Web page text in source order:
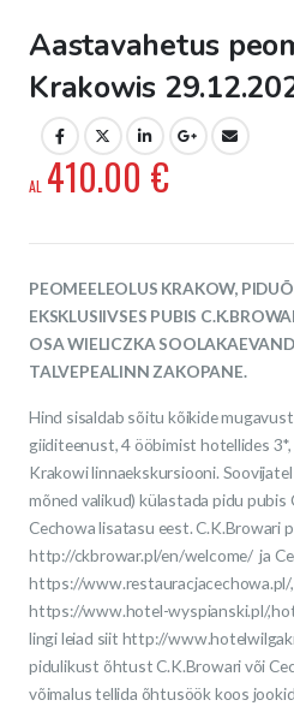
Aastavahetus
Krakowis
410.00 €
PEOMEELEOLUS KRAKOW,
EKSKLUSIIVSES PUBIS
OSA WIELICZKA
TALVEPEALINN ZAKOPANE.
Hind sisaldab sõitu kõikide
giiditeenust, 4 ööbimist hotellides
Krakowi linnaekskursiooni.
mõned valikud) külastada pidu pubis
Cechowa lisatasu eest. C.K.Browari
http://ckbrowar.pl/en/welcome/ ja
https://www.restauracjacechowa.pl/
https://www.hotel-wyspianski.pl/
lingi leiad siit http://
pidulikust õhtust C.K.Browari või
võimalus tellida õhtusöök koos